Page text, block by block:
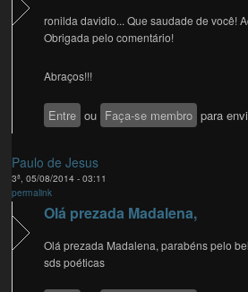
ronilda davidio... Que saudade de você!
Obrigada pelo comentário!
Abraços!!!
Entre ou Faça-se membro para
Paulo de Jesus
3ª, 05/08/2014 - 03:11
permalink
Olá prezada Madalena,
Olá prezada Madalena, parabéns pelo
sds poéticas